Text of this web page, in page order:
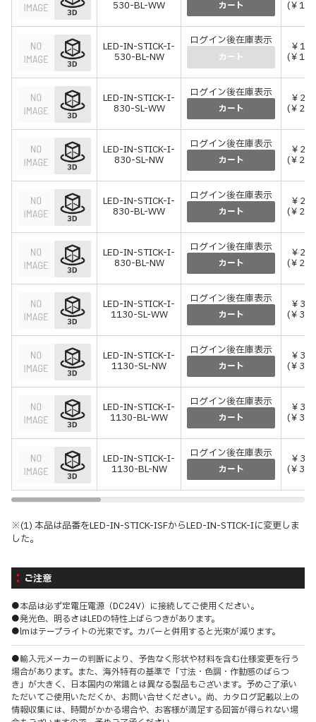
530-BL-WW カート (￥
LED-IN-STICK-I-
530-BL-NW
ログイン後在庫表示
カート
￥
(￥
LED-IN-STICK-I-
830-SL-WW
ログイン後在庫表示
カート
￥
(￥
LED-IN-STICK-I-
830-SL-NW
ログイン後在庫表示
カート
￥
(￥
LED-IN-STICK-I-
830-BL-WW
ログイン後在庫表示
カート
￥
(￥
LED-IN-STICK-I-
830-BL-NW
ログイン後在庫表示
カート
￥
(￥
LED-IN-STICK-I-
1130-SL-WW
ログイン後在庫表示
カート
￥
(￥
LED-IN-STICK-I-
1130-SL-NW
ログイン後在庫表示
カート
￥
(￥
LED-IN-STICK-I-
1130-BL-WW
ログイン後在庫表示
カート
￥
(￥
LED-IN-STICK-I-
1130-BL-NW
ログイン後在庫表示
カート
￥
(￥
※(1) 本品は品番をLED-IN-STICK-ISFからLED-IN-STICK-Iに変更しま
した。
ご注意
●本品は必ず定電圧電源（DC24V）に接続してご使用ください。
●発光色、明るさはLEDの特性上ばらつきがあります。
●lmはテープライトの光束です。カバーと併用すると光束が減ります。
●輸入元メーカーの判断により、予告なく形状や材料を含む仕様変更を行う
場合があります。また、海外特有の基準で「寸法・色調・作動感のばらつ
き」が大きく、日本国内の常識とは異なる製品もございます。予めご了承い
ただいてご使用いただくか、お問い合せください。尚、カタログ記載以上の
情報収集には、時間がかかる場合や、お客様が満足する回答が得られない場